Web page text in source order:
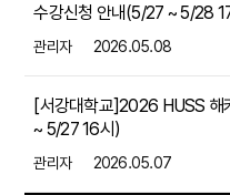
수강신청 안내(5/27 ~ 5/28
관리자 2026.05.08
[서강대학교]2026 HUSS 해
~ 5/27 16시)
관리자 2026.05.07